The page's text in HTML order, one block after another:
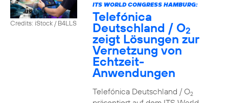
Credits: iStock / B4LLS
ITS WORLD CONGRESS HAMBURG:
Telefónica
Deutschland / O2
zeigt Lösungen zur
Vernetzung von
Echtzeit-
Anwendungen
Telefónica Deutschland / O2